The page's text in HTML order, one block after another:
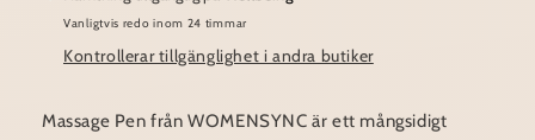
Vanligtvis redo inom 24 timmar
Kontrollerar tillgänglighet i andra butiker
Massage Pen från WOMENSYNC är ett mångsidigt